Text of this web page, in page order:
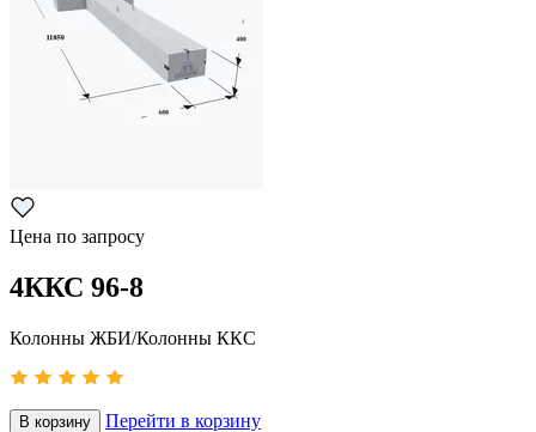
Цена по запросу
4ККС 96-8
Колонны ЖБИ/Колонны ККС
В корзину Перейти в корзину